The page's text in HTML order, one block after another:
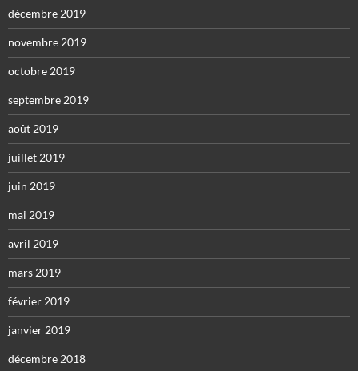
décembre 2019
novembre 2019
octobre 2019
septembre 2019
août 2019
juillet 2019
juin 2019
mai 2019
avril 2019
mars 2019
février 2019
janvier 2019
décembre 2018